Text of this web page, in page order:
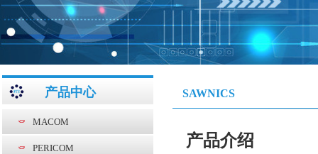
产品中心
MACOM
PERICOM
SAWNICS
产品介绍